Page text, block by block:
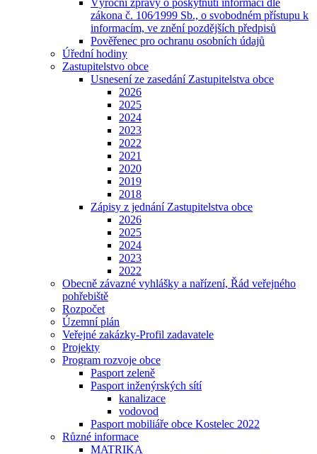
Výroční zprávy o poskytnutí informací dle
zákona č. 106⁄1999 Sb., o svobodném přístupu k
informacím, ve znění pozdějších předpisů
Pověřenec pro ochranu osobních údajů
Úřední hodiny
Zastupitelstvo obce
Usnesení ze zasedání Zastupitelstva obce
2026
2025
2024
2023
2022
2021
2020
2019
2018
Zápisy z jednání Zastupitelstva obce
2026
2025
2024
2023
2022
Obecně závazné vyhlášky a nařízení, Řád veřejného
pohřebiště
Rozpočet
Územní plán
Veřejné zakázky-Profil zadavatele
Projekty
Program rozvoje obce
Pasport zeleně
Pasport inženýrských sítí
kanalizace
vodovod
Pasport mobiliáře obce Kostelec 2022
Různé informace
MATRIKA